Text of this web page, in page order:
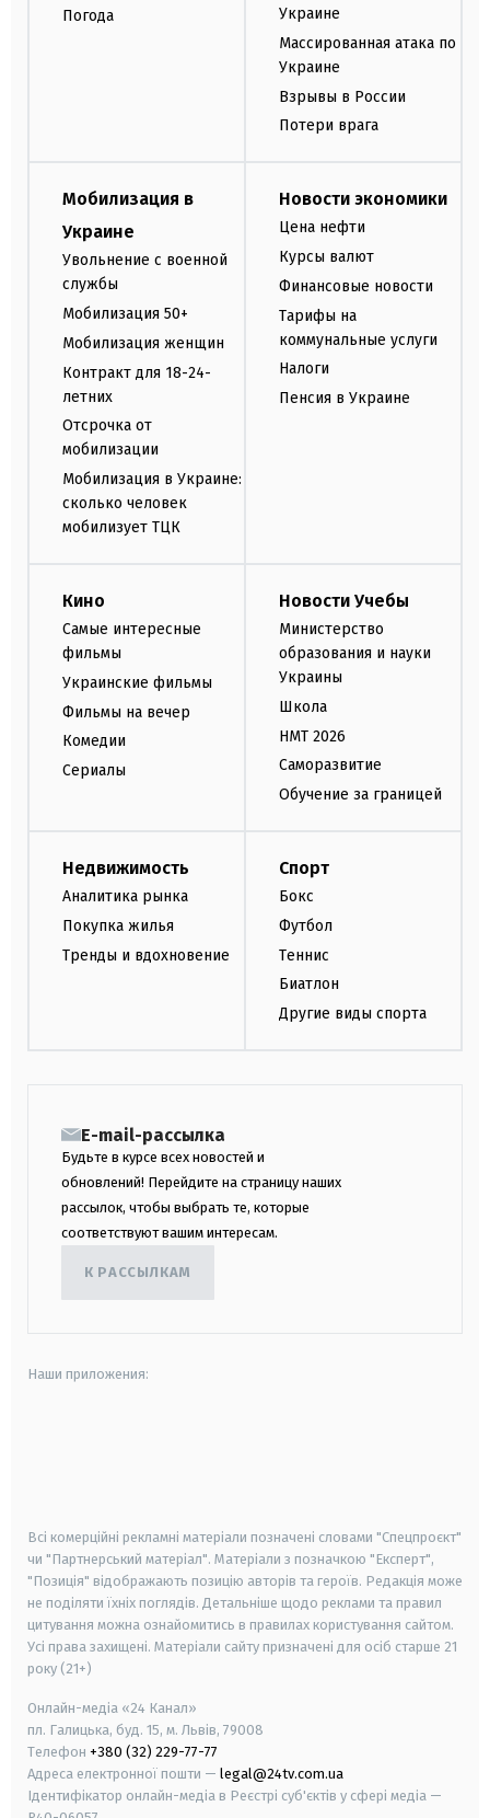
Погода
Украине
Массированная атака по
Украине
Взрывы в России
Потери врага
Мобилизация в
Украине
Увольнение с военной
службы
Мобилизация 50+
Мобилизация женщин
Контракт для 18-24-
летних
Отсрочка от
мобилизации
Мобилизация в Украине:
сколько человек
мобилизует ТЦК
Новости экономики
Цена нефти
Курсы валют
Финансовые новости
Тарифы на
коммунальные услуги
Налоги
Пенсия в Украине
Кино
Самые интересные
фильмы
Украинские фильмы
Фильмы на вечер
Комедии
Сериалы
Новости Учебы
Министерство
образования и науки
Украины
Школа
НМТ 2026
Саморазвитие
Обучение за границей
Недвижимость
Аналитика рынка
Покупка жилья
Тренды и вдохновение
Спорт
Бокс
Футбол
Теннис
Биатлон
Другие виды спорта
E-mail-рассылка
Будьте в курсе всех новостей и
обновлений! Перейдите на страницу наших
рассылок, чтобы выбрать те, которые
соответствуют вашим интересам.
К РАССЫЛКАМ
Наши приложения:
Всі комерційні рекламні матеріали позначені словами "Спецпроєкт"
чи "Партнерський матеріал". Матеріали з позначкою "Експерт",
"Позиція" відображають позицію авторів та героїв. Редакція може
не поділяти їхніх поглядів. Детальніше щодо реклами та правил
цитування можна ознайомитись в правилах користування сайтом.
Усі права захищені. Матеріали сайту призначені для осіб старше 21
року (21+)
Онлайн-медіа «24 Канал»
пл. Галицька, буд. 15, м. Львів, 79008
Телефон +380 (32) 229-77-77
Адреса електронної пошти — legal@24tv.com.ua
Ідентифікатор онлайн-медіа в Реєстрі суб'єктів у сфері медіа —